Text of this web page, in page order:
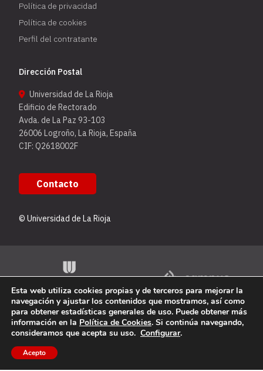
Política de privacidad
Política de cookies
Perfil del contratante
Dirección Postal
Universidad de La Rioja
Edificio de Rectorado
Avda. de La Paz 93-103
26006 Logroño, La Rioja, España
CIF: Q2618002F
Contacto
© Universidad de La Rioja
Esta web utiliza cookies propias y de terceros para mejorar la
navegación y ajustar los contenidos que mostramos, así como
para obtener estadísticas generales de uso. Puede obtener más
información en la Política de Cookies. Si continúa navegando,
consideramos que acepta su uso. Configurar.
Acepto